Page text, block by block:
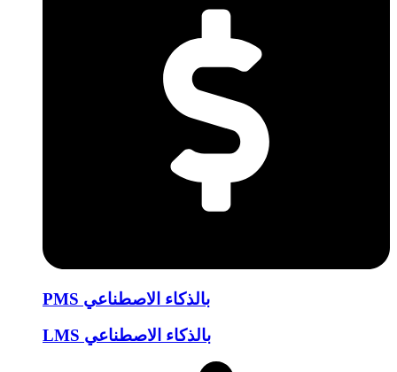
PMS بالذكاء الاصطناعي
LMS بالذكاء الاصطناعي